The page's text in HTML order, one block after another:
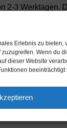
Erlebnis zu
Wenn du
dieser Website
beeinträchtigt
2-3 Werktagen.
von ca.
farblich
allen Farben